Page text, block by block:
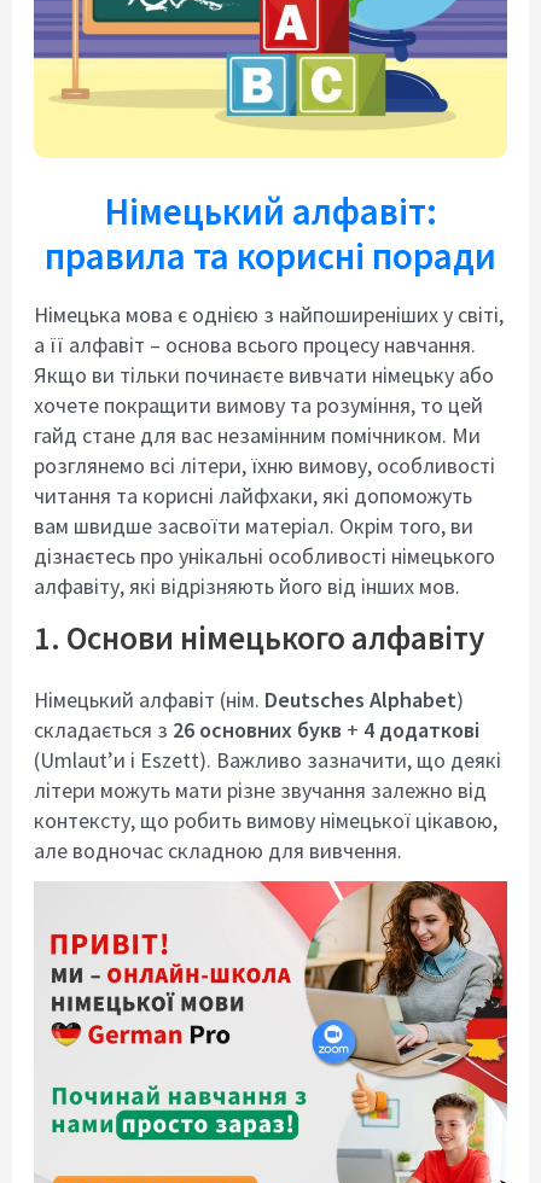
Німецький алфавіт:
правила та корисні поради
Німецька мова є однією з найпоширеніших у світі,
а її алфавіт – основа всього процесу навчання.
Якщо ви тільки починаєте вивчати німецьку або
хочете покращити вимову та розуміння, то цей
гайд стане для вас незамінним помічником. Ми
розглянемо всі літери, їхню вимову, особливості
читання та корисні лайфхаки, які допоможуть
вам швидше засвоїти матеріал. Окрім того, ви
дізнаєтесь про унікальні особливості німецького
алфавіту, які відрізняють його від інших мов.
1. Основи німецького алфавіту
Німецький алфавіт (нім. Deutsches Alphabet)
складається з 26 основних букв + 4 додаткові
(Umlaut’и і Eszett). Важливо зазначити, що деякі
літери можуть мати різне звучання залежно від
контексту, що робить вимову німецької цікавою,
але водночас складною для вивчення.